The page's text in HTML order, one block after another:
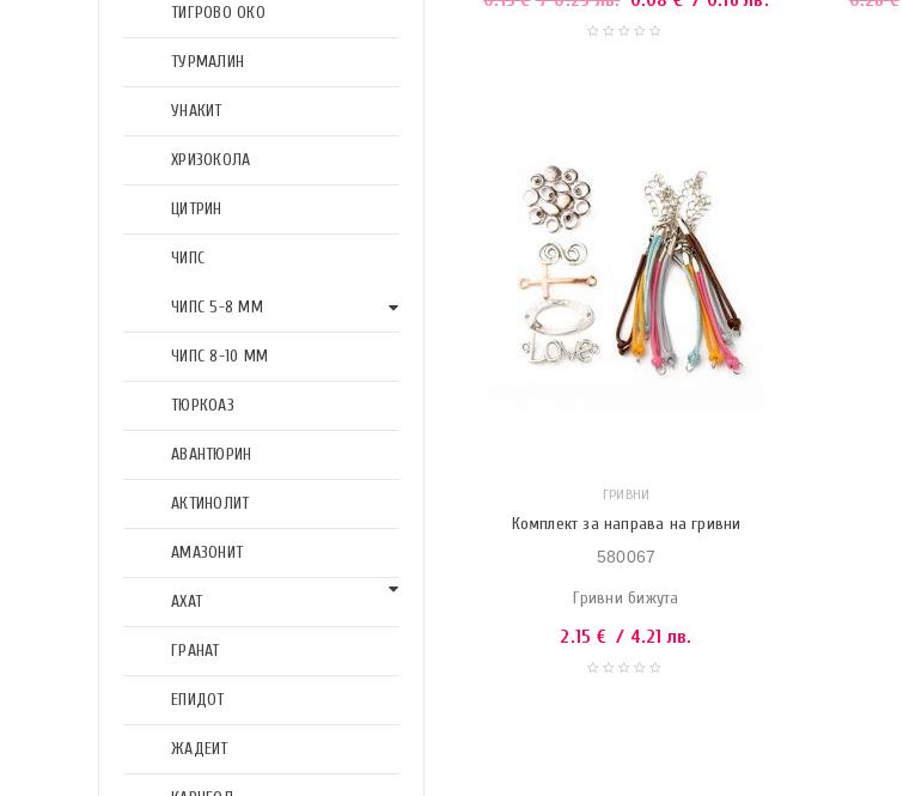
ТИГРОВО ОКО
ТУРМАЛИН
УНАКИТ
ХРИЗОКОЛА
ЦИТРИН
ЧИПС
ЧИПС 5-8 ММ
ЧИПС 8-10 ММ
ТЮРКОАЗ
АВАНТЮРИН
АКТИНОЛИТ
АМАЗОНИТ
АХАТ
ГРАНАТ
ЕПИДОТ
ЖАДЕИТ
ГРИВНИ
Комплект за направа на гривни
580067
Гривни бижута
2.15 € / 4.21 лв.